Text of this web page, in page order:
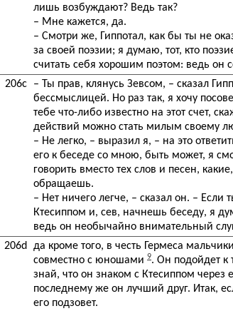
206c
206d
лишь возбуждают? Ведь так?
– Мне кажется, да.
– Смотри же, Гиппотал, как бы ты не
за своей поэзии; я думаю, тот, кто
считать себя хорошим поэтом: ведь он
– Ты прав, клянусь Зевсом, – сказал
бессмыслицей. Но раз так, я хочу
тебе что-либо известно на этот счет,
действий можно стать милым своему
– Не легко, – выразил я, – на это
его к беседе со мною, быть может, я
говорить вместо тех слов и песен,
обращаешь.
– Нет ничего легче, – сказал он. –
Ктесиппом и, сев, начнешь беседу, я
ведь он необычайно внимательный
да кроме того, в честь Гермеса
совместно с юношами 9. Он подойдет к
знай, что он знаком с Ктесиппом через
последнему же он лучший друг. Итак,
его подзовет.